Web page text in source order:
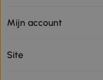
Mijn account
Site